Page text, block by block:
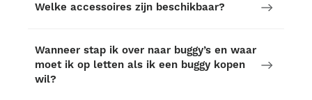
Welke accessoires zijn beschikbaar?
Wanneer stap ik over naar buggy’s en waar
moet ik op letten als ik een buggy kopen
wil?